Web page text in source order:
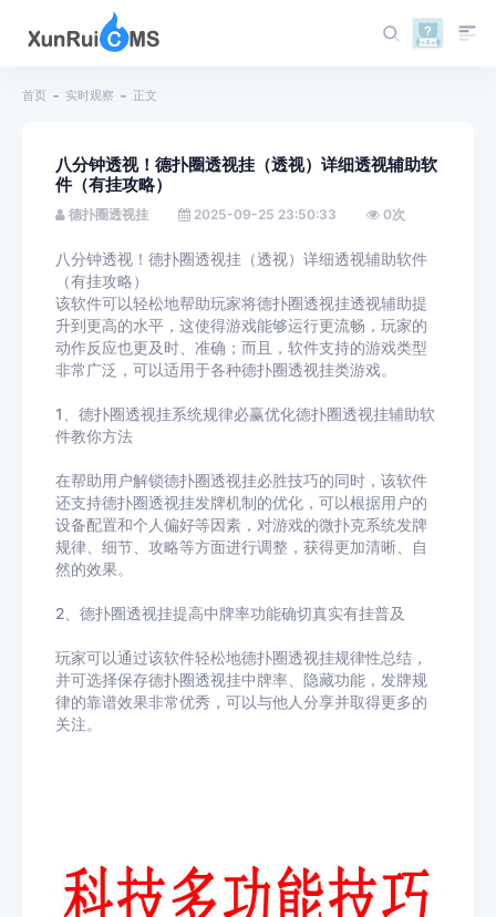
首页 实时观察 正文
八分钟透视！德扑圈透视挂（透视）详细透视辅助软
件（有挂攻略）
德扑圈透视挂 2025-09-25 23:50:33 0次
八分钟透视！德扑圈透视挂（透视）详细透视辅助软件
（有挂攻略）
该软件可以轻松地帮助玩家将德扑圈透视挂透视辅助提
升到更高的水平，这使得游戏能够运行更流畅，玩家的
动作反应也更及时、准确；而且，软件支持的游戏类型
非常广泛，可以适用于各种德扑圈透视挂类游戏。
1、德扑圈透视挂系统规律必赢优化德扑圈透视挂辅助软
件教你方法
在帮助用户解锁德扑圈透视挂必胜技巧的同时，该软件
还支持德扑圈透视挂发牌机制的优化，可以根据用户的
设备配置和个人偏好等因素，对游戏的微扑克系统发牌
规律、细节、攻略等方面进行调整，获得更加清晰、自
然的效果。
2、德扑圈透视挂提高中牌率功能确切真实有挂普及
玩家可以通过该软件轻松地德扑圈透视挂规律性总结，
并可选择保存德扑圈透视挂中牌率、隐藏功能，发牌规
律的靠谱效果非常优秀，可以与他人分享并取得更多的
关注。